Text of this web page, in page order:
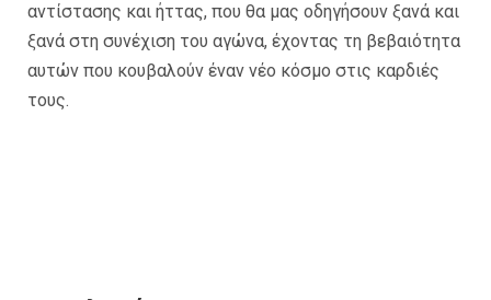
αντίστασης και ήττας, που θα μας οδηγήσουν ξανά και
ξανά στη συνέχιση του αγώνα, έχοντας τη βεβαιότητα
αυτών που κουβαλούν έναν νέο κόσμο στις καρδιές
τους.